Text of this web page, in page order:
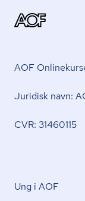
AOF
Juridisk navn:
CVR: 31460115
Ung i AOF